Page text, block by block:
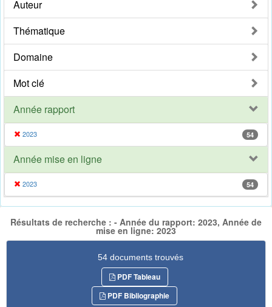
Auteur
Thématique
Domaine
Mot clé
Année rapport
2023 54
Année mise en ligne
2023 54
Résultats de recherche : - Année du rapport: 2023, Année de
mise en ligne: 2023
54 documents trouvés
PDF Tableau
PDF Bibliographie